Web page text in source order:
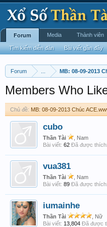
Forum MB: 08-09-2013
Members Who
Chủ đề: MB: 08-09-2013 Chúc
cubo
Thần Tài
, Nam
Bài viết: 62 Đã được thích:
vua381
Thần Tài
, Nam
Bài viết: 89 Đã được thích:
iumainhe
Thần Tài
, Nữ
Bài viết: 13,804 Đã được
Forum
Tìm kiếm diễn đàn Bài viết gần đây
Media Thành viên